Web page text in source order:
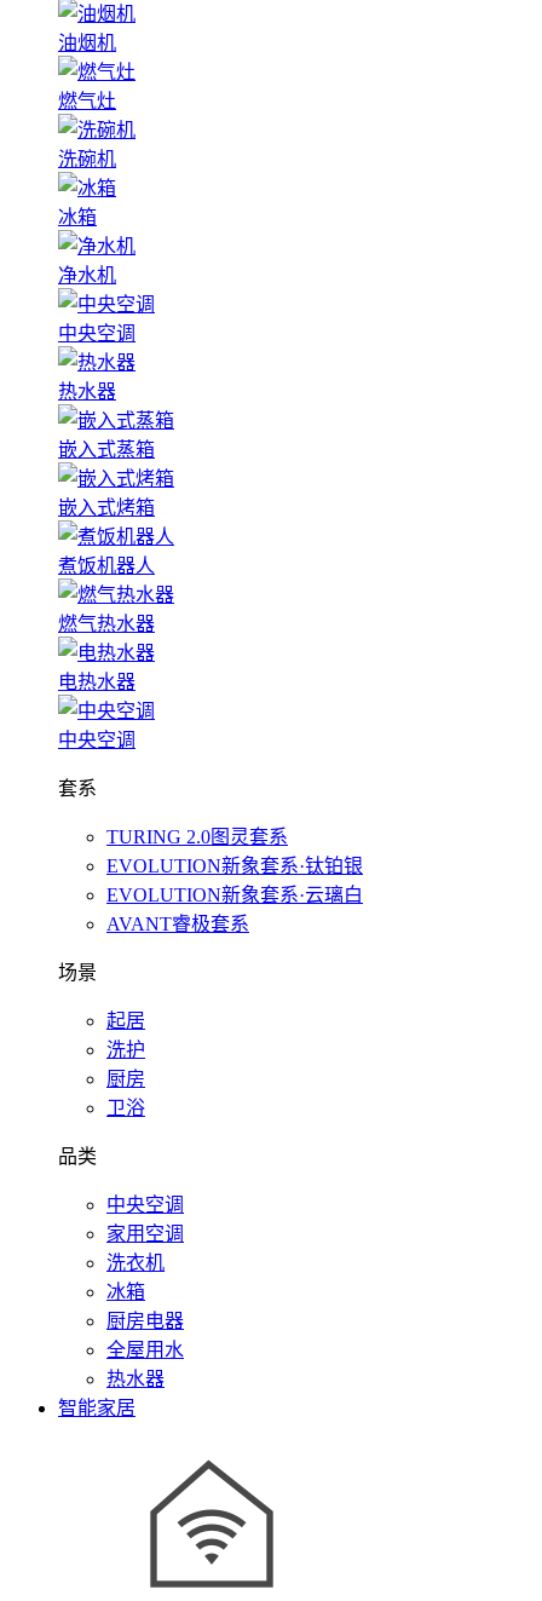
油烟机
燃气灶
洗碗机
冰箱
净水机
中央空调
热水器
嵌入式蒸箱
嵌入式烤箱
煮饭机器人
燃气热水器
电热水器
中央空调
套系
TURING 2.0图灵套系
EVOLUTION新象套系·钛铂银
EVOLUTION新象套系·云璃白
AVANT睿极套系
场景
起居
洗护
厨房
卫浴
品类
中央空调
家用空调
洗衣机
冰箱
厨房电器
全屋用水
热水器
智能家居